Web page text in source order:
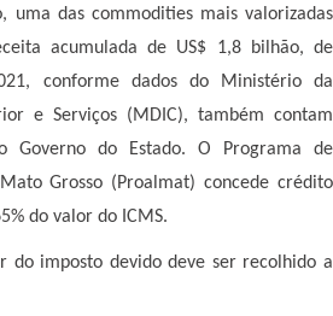
uma das commodities mais valorizadas
acumulada de US$ 1,8 bilhão, de
conforme dados do Ministério da
e Serviços (MDIC), também contam
Governo do Estado. O Programa de
Grosso (Proalmat) concede crédito
do valor do ICMS.
do imposto devido deve ser recolhido a